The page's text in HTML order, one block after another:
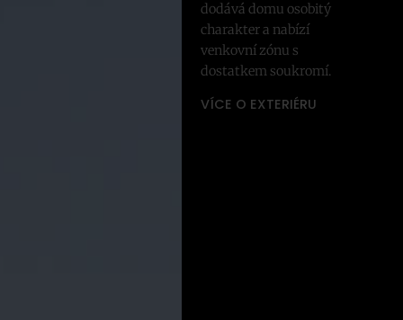
dodává domu osobitý
charakter a nabízí
venkovní zónu s
dostatkem soukromí.
VÍCE O EXTERIÉRU